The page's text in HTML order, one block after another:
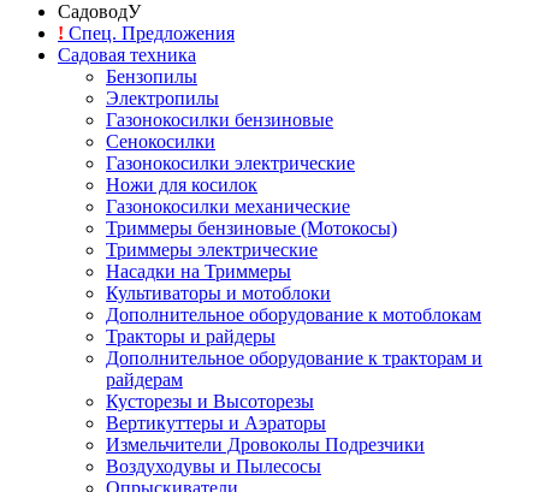
СадоводУ
! Спец. Предложения
Садовая техника
Бензопилы
Электропилы
Газонокосилки бензиновые
Сенокосилки
Газонокосилки электрические
Ножи для косилок
Газонокосилки механические
Триммеры бензиновые (Мотокосы)
Триммеры электрические
Насадки на Триммеры
Культиваторы и мотоблоки
Дополнительное оборудование к мотоблокам
Тракторы и райдеры
Дополнительное оборудование к тракторам и
райдерам
Кусторезы и Высоторезы
Вертикуттеры и Аэраторы
Измельчители Дровоколы Подрезчики
Воздуходувы и Пылесосы